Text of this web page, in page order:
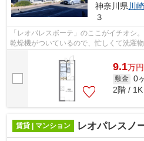
神奈川県 川
３
「レオパレスボーテ」のここがイチオシ
乾燥機がついているので、忙しくて洗濯
です。朝に慌てることなく行動するた...
9.1万円
敷金 0
2階 /
賃貸 | マンション レオパレスノ